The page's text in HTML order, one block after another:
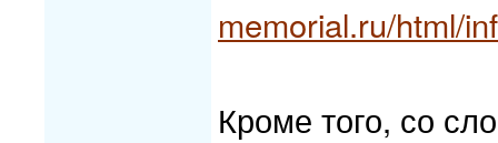
memorial.ru/html/
Кроме того, со